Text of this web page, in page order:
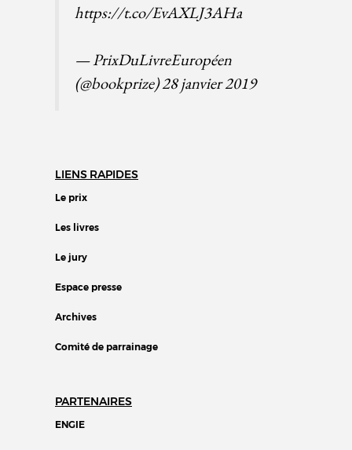
https://t.co/EvAXLJ3AHa
— PrixDuLivreEuropéen
(@bookprize)28 janvier 2019
LIENS RAPIDES
Le prix
Les livres
Le jury
Espace presse
Archives
Comité de parrainage
PARTENAIRES
ENGIE